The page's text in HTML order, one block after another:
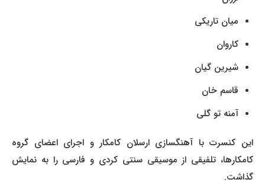
میان تاریکی
کاروان
شیرین گیان
قاسم خان
آمنه تو گلی
این کنسرت با آهنگسازی ارسلان کامکار و اجرای اعضای گروه
کامکارها، تلفیقی از موسیقی سنتی کردی و فارسی را به نمایش
گذاشت.